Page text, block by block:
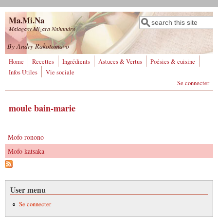
Aller au contenu principal
Ma.Mi.Na
Malagasy Mizara Nahandro
Formulaire de
recherche
Rechercher
By Andry Rakotomavo
Home Recettes Ingrédients Astuces & Vertus
Poésies & cuisine
Infos Utiles
Vie sociale
Se connecter
moule bain-marie
Mofo ronono
Mofo katsaka
User menu
Se connecter